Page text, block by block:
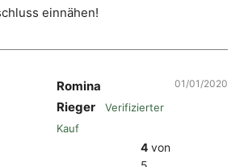
einnähen!
Romina
Rieger
Verifizierter
Kauf
4 von
01/01/2020